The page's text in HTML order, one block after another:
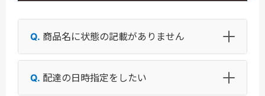
商品名に状態の記載がありません
配達の日時指定をしたい